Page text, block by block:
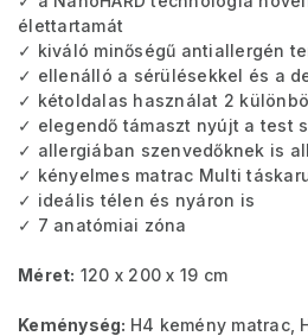
élettartamát
✓ kiváló minőségű antiallergén
✓ ellenálló a sérülésekkel és a
✓ kétoldalas használat 2
✓ elegendő támaszt nyújt a test
✓ allergiában szenvedőknek is
✓ kényelmes matrac Multi
✓ ideális télen és nyáron is
✓ 7 anatómiai zóna
Méret: 120 x 200 x 19 cm
Keménység: H4 kemény matrac,